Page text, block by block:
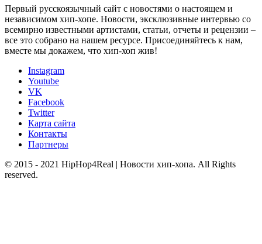
Первый русскоязычный сайт с новостями о настоящем и
независимом хип-хопе. Новости, эксклюзивные интервью со
всемирно известными артистами, статьи, отчеты и рецензии –
все это собрано на нашем ресурсе. Присоединяйтесь к нам,
вместе мы докажем, что хип-хоп жив!
Instagram
Youtube
VK
Facebook
Twitter
Карта сайта
Контакты
Партнеры
© 2015 - 2021 HipHop4Real | Новости хип-хопа. All Rights
reserved.